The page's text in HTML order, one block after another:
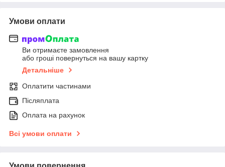
Умови оплати
Ви отримаєте замовлення
або гроші повернуться на вашу картку
Детальніше
Оплатити частинами
Післяплата
Оплата на рахунок
Всі умови оплати